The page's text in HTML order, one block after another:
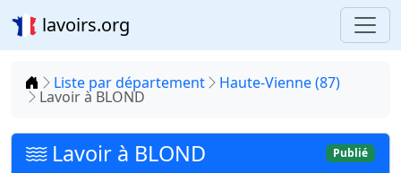
lavoirs.org
Accueil
Liste par département Haute-Vienne (87)
Lavoir à BLOND
Lavoir à BLOND Publié